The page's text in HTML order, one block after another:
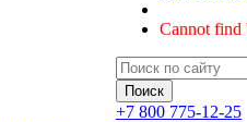
Cannot find
+7 800 775-12-25